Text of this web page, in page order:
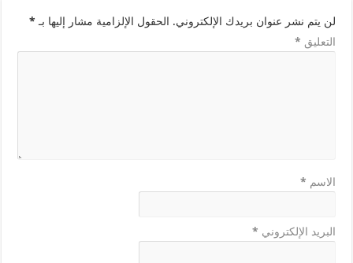
لن يتم نشر عنوان بريدك الإلكتروني. الحقول الإلزامية مشار إليها بـ *
التعليق *
الاسم *
البريد الإلكتروني *